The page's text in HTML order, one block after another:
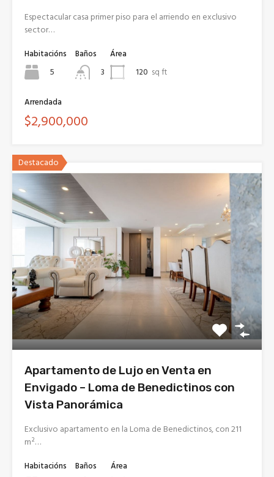
Espectacular casa primer piso para el arriendo en exclusivo
sector…
Habitacións
5
Baños
3
Área
120 sq ft
Arrendada
$2,900,000
Destacado
Apartamento de Lujo en Venta en
Envigado – Loma de Benedictinos con
Vista Panorámica
Exclusivo apartamento en la Loma de Benedictinos, con 211
m²…
Habitacións
Baños
Área